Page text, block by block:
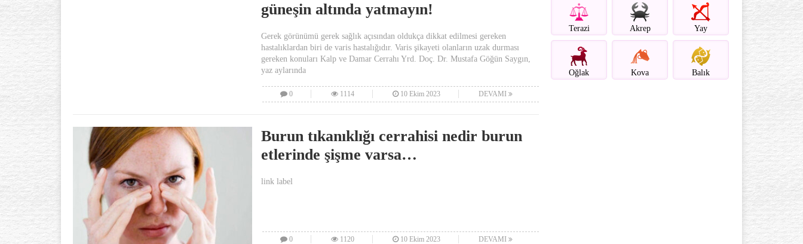
güneşin altında yatmayın!
Gerek görünümü gerek sağlık açısından oldukça dikkat edilmesi gereken
hastalıklardan biri de varis hastalığıdır. Varis şikayeti olanların uzak durması
gereken konuları Kalp ve Damar Cerrahı Yrd. Doç. Dr. Mustafa Göğün Saygın,
yaz aylarında
0 1114 10 Ekim 2023 DEVAMI
Burun tıkanıklığı cerrahisi nedir burun
etlerinde şişme varsa…
link label
0 1120 10 Ekim 2023 DEVAMI
Terazi Akrep Yay
Oğlak Kova Balık